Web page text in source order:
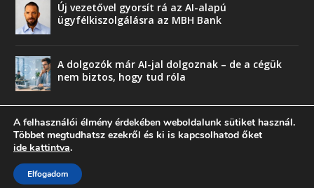
Új vezetővel gyorsít rá az AI-alapú
ügyfélkiszolgálásra az MBH Bank
A dolgozók már AI-jal dolgoznak – de a cégük
nem biztos, hogy tud róla
Trend
Üzlet
A felhasználói élmény érdekében weboldalunk sütiket használ.
Többet megtudhatsz ezekről és ki is kapcsolhatod őket
ide kattintva.
Elfogadom